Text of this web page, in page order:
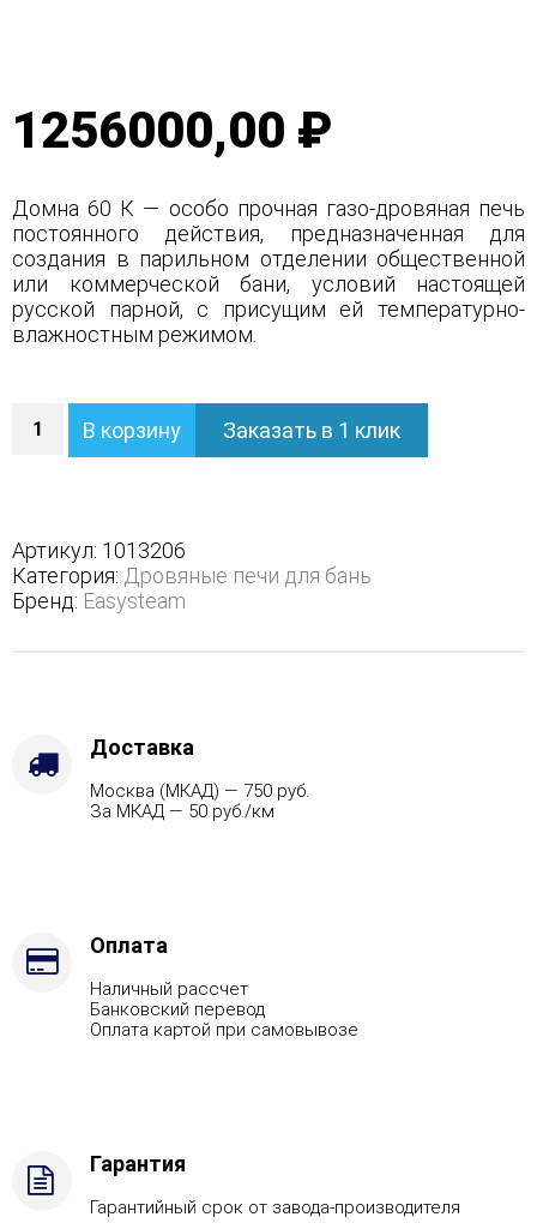
1256000,00 ₽
Домна 60 К — особо прочная газо-дровяная печь
постоянного действия, предназначенная для
создания в парильном отделении общественной
или коммерческой бани, условий настоящей
русской парной, с присущим ей температурно-
влажностным режимом.
Печь
Домна
в
трехстороннем
кожухе
-
Комплектация
(цена
по
запросу),
В корзину Заказать в 1 клик
Артикул: 1013206
Категория: Дровяные печи для бань
Бренд: Easysteam
Доставка
Москва (МКАД) — 750 руб.
За МКАД — 50 руб./км
Оплата
Наличный рассчет
Банковский перевод
Оплата картой при самовывозе
Гарантия
Гарантийный срок от завода-производителя